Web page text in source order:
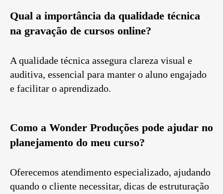
Qual a importância da qualidade técnica
na gravação de cursos online?
A qualidade técnica assegura clareza visual e
auditiva, essencial para manter o aluno engajado
e facilitar o aprendizado.
Como a Wonder Produções pode ajudar no
planejamento do meu curso?
Oferecemos atendimento especializado, ajudando
quando o cliente necessitar, dicas de estruturação